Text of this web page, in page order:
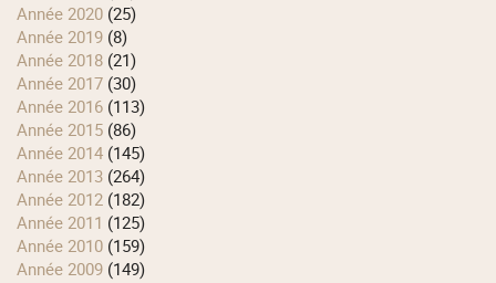
année 2020 (25)
année 2019 (8)
année 2018 (21)
année 2017 (30)
année 2016 (113)
année 2015 (86)
année 2014 (145)
année 2013 (264)
année 2012 (182)
année 2011 (125)
année 2010 (159)
année 2009 (149)